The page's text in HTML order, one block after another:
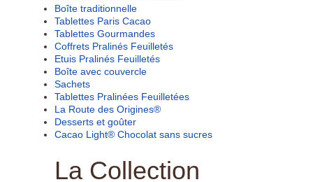
Boîte traditionnelle
Tablettes Paris Cacao
Tablettes Gourmandes
Coffrets Pralinés Feuilletés
Etuis Pralinés Feuilletés
Boîte avec couvercle
Sachets
Tablettes Pralinées Feuilletées
La Route des Origines®
Desserts et goûter
Cacao Light® Chocolat sans sucres
La Collection